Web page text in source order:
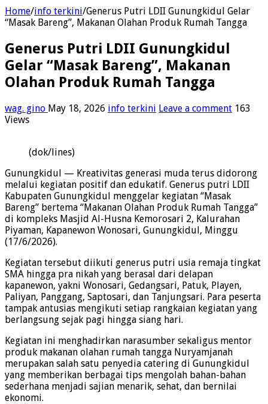
Home/info terkini/Generus Putri LDII Gunungkidul Gelar
“Masak Bareng”, Makanan Olahan Produk Rumah Tangga
Generus Putri LDII Gunungkidul
Gelar “Masak Bareng”, Makanan
Olahan Produk Rumah Tangga
wag. gino May 18, 2026 info terkini Leave a comment 163
Views
(dok/lines)
Gunungkidul — Kreativitas generasi muda terus didorong
melalui kegiatan positif dan edukatif. Generus putri LDII
Kabupaten Gunungkidul menggelar kegiatan “Masak
Bareng” bertema “Makanan Olahan Produk Rumah Tangga”
di kompleks Masjid Al-Husna Kemorosari 2, Kalurahan
Piyaman, Kapanewon Wonosari, Gunungkidul, Minggu
(17/6/2026).
Kegiatan tersebut diikuti generus putri usia remaja tingkat
SMA hingga pra nikah yang berasal dari delapan
kapanewon, yakni Wonosari, Gedangsari, Patuk, Playen,
Paliyan, Panggang, Saptosari, dan Tanjungsari. Para peserta
tampak antusias mengikuti setiap rangkaian kegiatan yang
berlangsung sejak pagi hingga siang hari.
Kegiatan ini menghadirkan narasumber sekaligus mentor
produk makanan olahan rumah tangga Nuryamjanah
merupakan salah satu penyedia catering di Gunungkidul
yang memberikan berbagai tips mengolah bahan-bahan
sederhana menjadi sajian menarik, sehat, dan bernilai
ekonomi.